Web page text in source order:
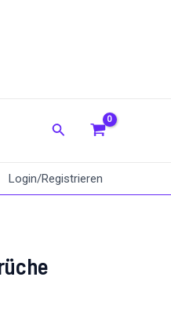
Suche
Login/Registrieren